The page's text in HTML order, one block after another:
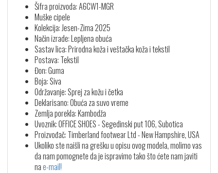
Šifra proizvoda: A6CW1-MGR
Muške cipele
Kolekcija: Jesen-Zima 2025
Način izrade: Lepljena obuća
Sastav lica: Prirodna koža i veštačka koža i tekstil
Postava: Tekstil
Đon: Guma
Boja: Siva
Održavanje: Sprej za kožu i četka
Deklarisano: Obuća za suvo vreme
Zemlja porekla: Kambodža
Uvoznik: OFFICE SHOES - Segedinski put 106, Subotica
Proizvođač: Timberland footwear Ltd - New Hampshire, USA
Ukoliko ste naišli na grešku u opisu ovog modela, molimo vas
da nam pomognete da je ispravimo tako što ćete nam javiti
nae-mail!